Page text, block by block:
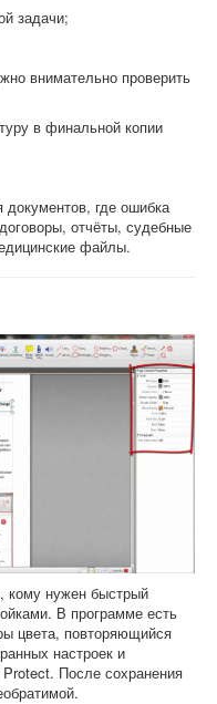
задачи;
внимательно проверить
в финальной копии
где ошибка
отчёты, судебные
файлы.
кому нужен быстрый
В программе есть
цвета, повторяющийся
настроек и
После сохранения